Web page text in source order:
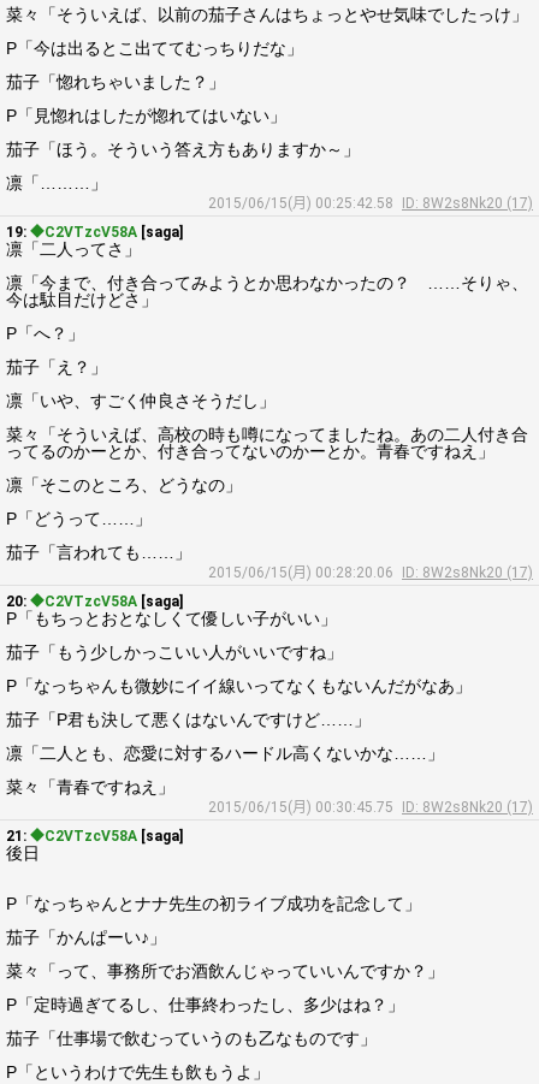
菜々「そういえば、以前の茄子さんはちょっとやせ気味でしたっけ」
P「今は出るとこ出ててむっちりだな」
茄子「惚れちゃいました？」
P「見惚れはしたが惚れてはいない」
茄子「ほう。そういう答え方もありますか～」
凛「………」
2015/06/15(月) 00:25:42.58
ID: 8W2s8Nk20 (17)
19: ◆C2VTzcV58A [saga]
凛「二人ってさ」
凛「今まで、付き合ってみようとか思わなかったの？ ……そりゃ、
今は駄目だけどさ」
P「へ？」
茄子「え？」
凛「いや、すごく仲良さそうだし」
菜々「そういえば、高校の時も噂になってましたね。あの二人付き合
ってるのかーとか、付き合ってないのかーとか。青春ですねえ」
凛「そこのところ、どうなの」
P「どうって……」
茄子「言われても……」
2015/06/15(月) 00:28:20.06
ID: 8W2s8Nk20 (17)
20: ◆C2VTzcV58A [saga]
P「もちっとおとなしくて優しい子がいい」
茄子「もう少しかっこいい人がいいですね」
P「なっちゃんも微妙にイイ線いってなくもないんだがなあ」
茄子「P君も決して悪くはないんですけど……」
凛「二人とも、恋愛に対するハードル高くないかな……」
菜々「青春ですねえ」
2015/06/15(月) 00:30:45.75
ID: 8W2s8Nk20 (17)
21: ◆C2VTzcV58A [saga]
後日
P「なっちゃんとナナ先生の初ライブ成功を記念して」
茄子「かんぱーい♪」
菜々「って、事務所でお酒飲んじゃっていいんですか？」
P「定時過ぎてるし、仕事終わったし、多少はね？」
茄子「仕事場で飲むっていうのも乙なものです」
P「というわけで先生も飲もうよ」